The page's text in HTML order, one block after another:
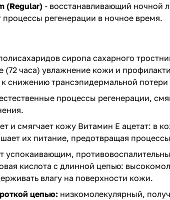
(Regular) - восстанавливающий ночной
регенерации в ночное время.
сиропа сахарного
(72 часа) увлажнение кожи и
снижению трансэпидермальной
процессы регенерации,
и смягчает кожу Витамин E ацетат: в
их питание, предотвращая
успокаивающим,
кислота с длинной цепью:
влагу на поверхности кожи.
цепью: низкомолекулярный,